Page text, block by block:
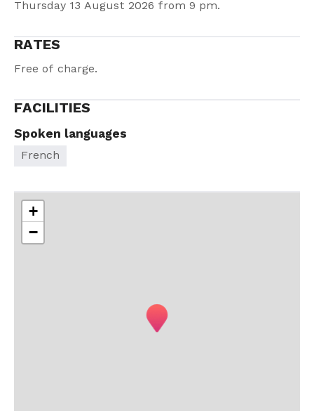
Thursday 13 August 2026 from 9 pm.
RATES
Free of charge.
FACILITIES
Spoken languages
French
+
−